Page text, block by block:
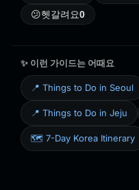
😕헷갈려요0
✨ 이런 가이드는 어때요
📍 Things to Do in Seoul
📍 Things to Do in Jeju
🗺️ 7-Day Korea Itinerary